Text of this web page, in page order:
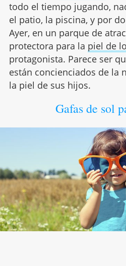
todo el tiempo jugando,
el patio, la piscina, y por
Ayer, en un parque de
protectora para la piel de
protagonista. Parece ser
están concienciados de la
la piel de sus hijos.
Gafas de sol